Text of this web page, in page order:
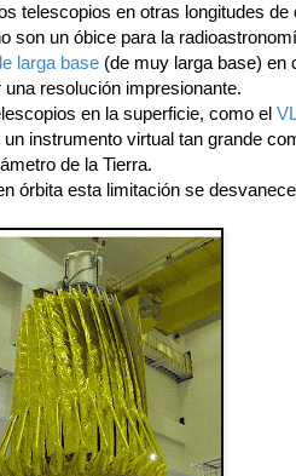
telescopios en otras longitudes de
son un óbice para la
larga base (de muy larga base) en
resolución impresionante.
en la superficie, como el
instrumento virtual tan grande
de la Tierra.
órbita esta limitación se